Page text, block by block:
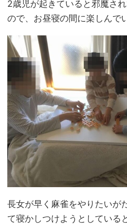
2歳児が起きていると邪魔さ
ので、お昼寝の間に楽しんで
長女が早く麻雀をやりたいが
て寝かしつけようとしている